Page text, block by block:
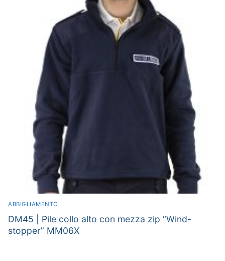
ABBIGLIAMENTO
DM45 | Pile collo alto con mezza zip “Wind-
stopper” MM06X